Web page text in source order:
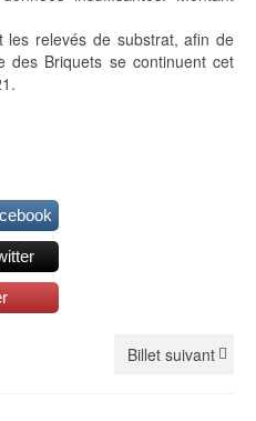
les relevés de substrat, afin de
Briquets se continuent cet
Billet suivant